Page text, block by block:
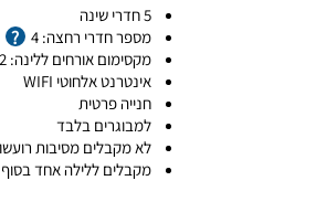
5 חדרי שינה
מספר חדרי רחצה: 4
מקסימום אורחים ללינה: 12
אינטרנט אלחוטי WIFI
חנייה פרטית
למבוגרים בלבד
לא מקבלים מסיבות
מקבלים ללילה אחד